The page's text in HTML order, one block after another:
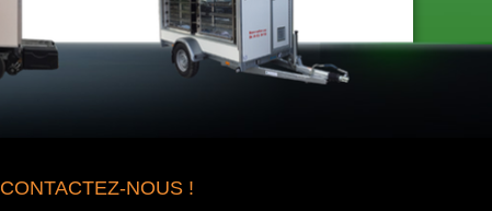
CONTACTEZ-NOUS !